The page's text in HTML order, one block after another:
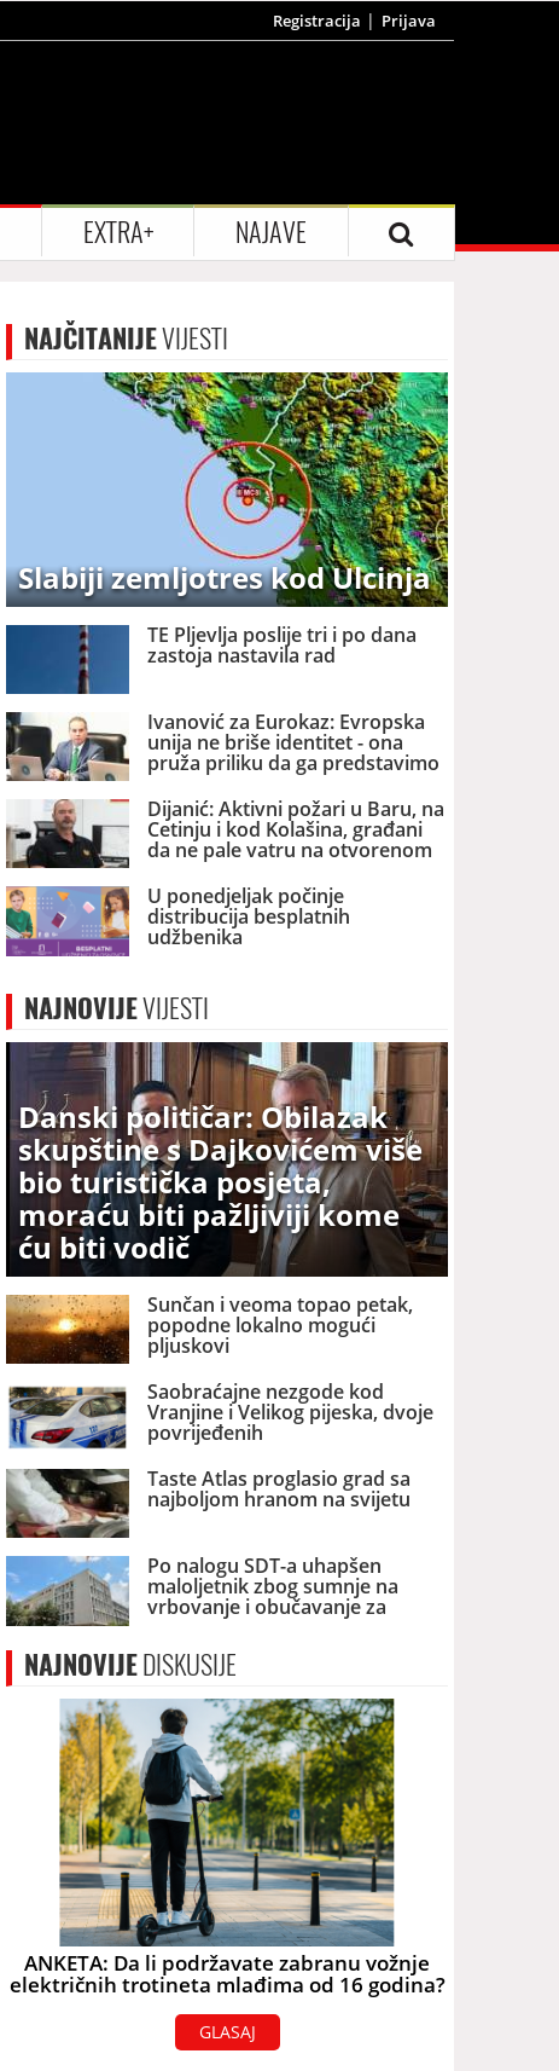
Registracija Prijava
EXTRA+ NAJAVE
NAJČITANIJEVIJESTI
Slabiji zemljotres kod Ulcinja
TE Pljevlja poslije tri i po dana
zastoja nastavila rad
Ivanović za Eurokaz: Evropska
unija ne briše identitet - ona
pruža priliku da ga predstavimo
Evropi i svijetu
Dijanić: Aktivni požari u Baru, na
Cetinju i kod Kolašina, građani
da ne pale vatru na otvorenom
U ponedjeljak počinje
distribucija besplatnih
udžbenika
NAJNOVIJEVIJESTI
Danski političar: Obilazak
skupštine s Dajkovićem više
bio turistička posjeta,
moraću biti pažljiviji kome
ću biti vodič
Sunčan i veoma topao petak,
popodne lokalno mogući
pljuskovi
Saobraćajne nezgode kod
Vranjine i Velikog pijeska, dvoje
povrijeđenih
Taste Atlas proglasio grad sa
najboljom hranom na svijetu
Po nalogu SDT-a uhapšen
maloljetnik zbog sumnje na
vrbovanje i obučavanje za
terorizam
NAJNOVIJEDISKUSIJE
ANKETA: Da li podržavate zabranu vožnje
električnih trotineta mlađima od 16 godina?
GLASAJ